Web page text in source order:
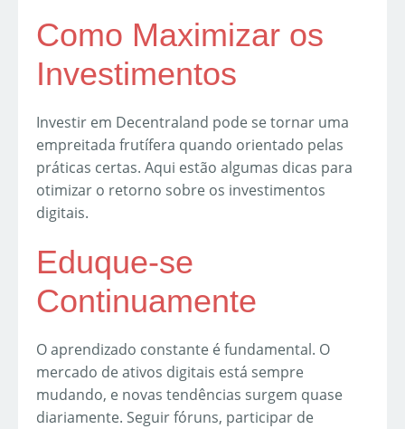
Como Maximizar os
Investimentos
Investir em Decentraland pode se tornar uma
empreitada frutífera quando orientado pelas
práticas certas. Aqui estão algumas dicas para
otimizar o retorno sobre os investimentos
digitais.
Eduque-se
Continuamente
O aprendizado constante é fundamental. O
mercado de ativos digitais está sempre
mudando, e novas tendências surgem quase
diariamente. Seguir fóruns, participar de